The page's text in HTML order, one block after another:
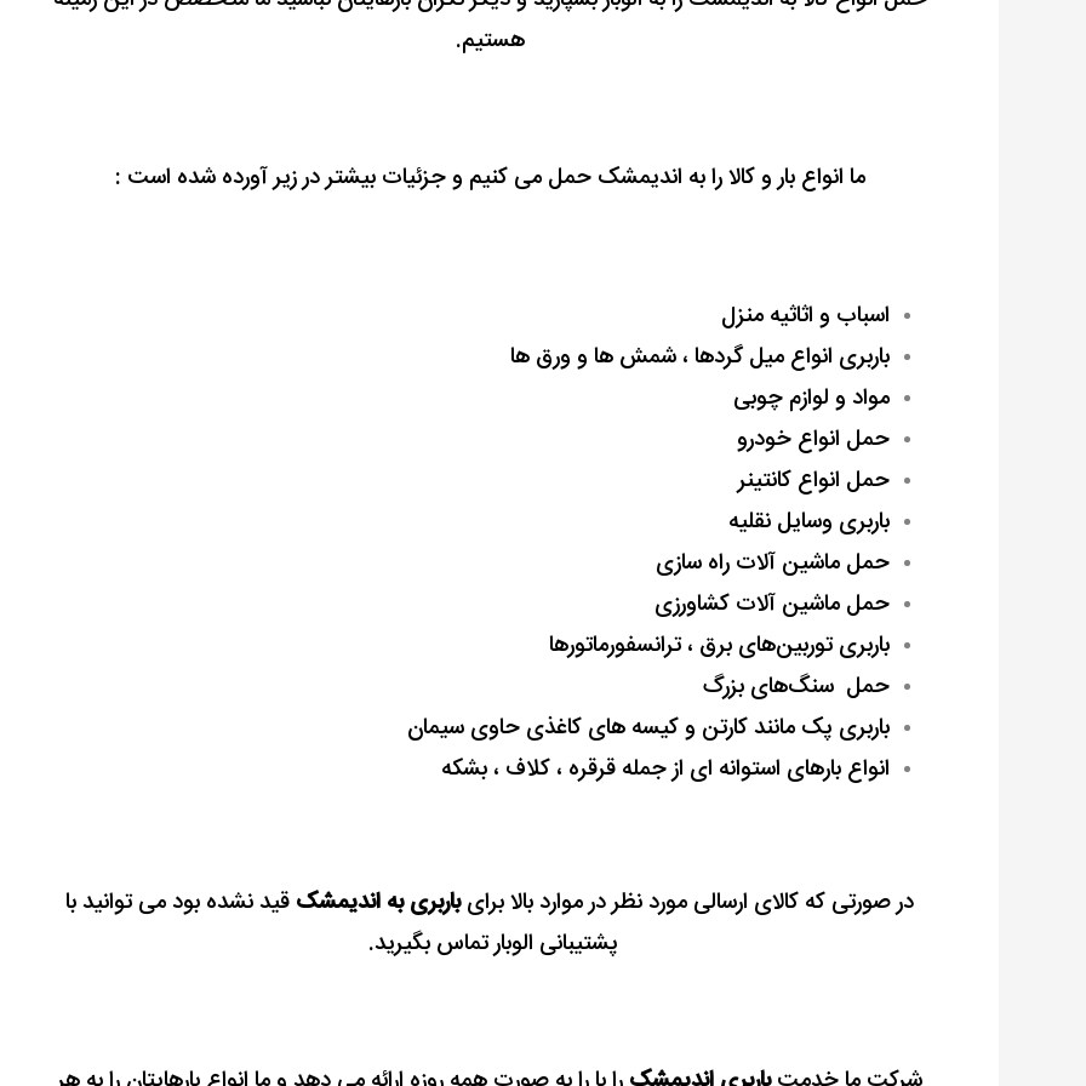
هستیم.
ما انواع بار و کالا را به اندیمشک حمل می کنیم و جزئیات بیشتر در زیر آورده شده است :
اسباب و اثاثیه منزل
باربری انواع میل گردها ، شمش ها و ورق ها
مواد و لوازم چوبی
حمل انواع خودرو
حمل اﻧﻮاع کانتینر
باربری وسایل نقلیه
حمل ماشین آﻻت راه سازی
حمل ماشین آﻻت کشاورزی
باربری ﺗﻮربین‌های ﺑﺮق ، ﺗﺮاﻧﺴﻔﻮرﻣﺎﺗﻮرﻫﺎ
حمل ﺳﻨﮓﻫﺎی ﺑﺰرگ
باربری پک ﻣﺎﻧﻨﺪ ﻛﺎرﺗﻦ و کیسه ﻫﺎی کاغذی ﺣﺎوی سیمان
انواع بارهای استوانه ای از جمله قرقره ، کلاف ، بشکه
در صورتی که کالای ارسالی مورد نظر در موارد بالا برایباربری به اندیمشک قید نشده بود می توانید با
پشتیبانی الوبار تماس بگیرید.